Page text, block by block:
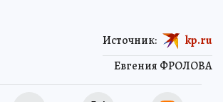
Евгения ФРОЛОВА
Источник: kp.ru